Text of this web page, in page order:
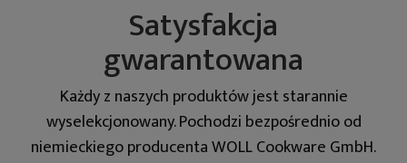
Satysfakcja
gwarantowana
Każdy z naszych produktów jest starannie
wyselekcjonowany. Pochodzi bezpośrednio od
niemieckiego producenta WOLL Cookware GmbH.